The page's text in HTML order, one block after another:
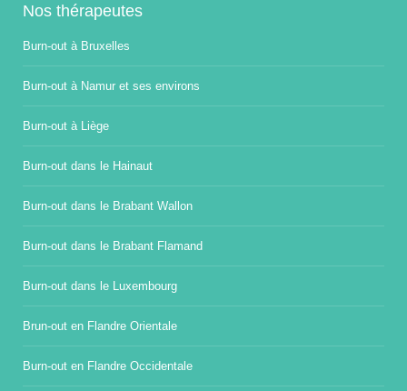
Nos thérapeutes
Burn-out à Bruxelles
Burn-out à Namur et ses environs
Burn-out à Liège
Burn-out dans le Hainaut
Burn-out dans le Brabant Wallon
Burn-out dans le Brabant Flamand
Burn-out dans le Luxembourg
Brun-out en Flandre Orientale
Burn-out en Flandre Occidentale